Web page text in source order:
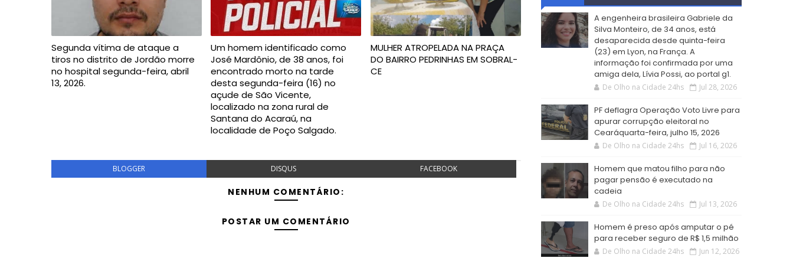
Segunda vítima de ataque a
tiros no distrito de Jordão morre
no hospital segunda-feira, abril
13, 2026.
Um homem identificado como
José Mardônio, de 38 anos, foi
encontrado morto na tarde
desta segunda-feira (16) no
açude de São Vicente,
localizado na zona rural de
Santana do Acaraú, na
localidade de Poço Salgado.
MULHER ATROPELADA NA PRAÇA
DO BAIRRO PEDRINHAS EM SOBRAL-
CE
BLOGGER DISQUS FACEBOOK
NENHUM COMENTÁRIO:
POSTAR UM COMENTÁRIO
A engenheira brasileira Gabriele da
Silva Monteiro, de 34 anos, está
desaparecida desde quinta-feira
(23) em Lyon, na França. A
informação foi confirmada por uma
amiga dela, Lívia Possi, ao portal g1.
De Olho na Cidade 24hs Jul 28, 2026
PF deflagra Operação Voto Livre para
apurar corrupção eleitoral no
Cearáquarta-feira, julho 15, 2026
De Olho na Cidade 24hs Jul 16, 2026
Homem que matou filho para não
pagar pensão é executado na
cadeia
De Olho na Cidade 24hs Jul 13, 2026
Homem é preso após amputar o pé
para receber seguro de R$ 1,5 milhão
De Olho na Cidade 24hs Jun 12, 2026